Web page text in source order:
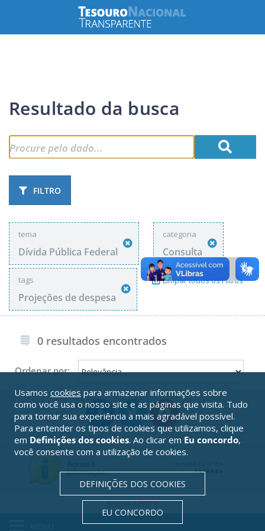
Resultado da busca
FILTRO
tema
Dívida Pública Federal
categoria
Consulta
tags
Projeções de despesa
Limpar todos os Filtros
0 resultados encontrados
Ordenar por:
SoluçãoSerpro
Usamos cookies para armazenar informações sobre
como você usa o nosso site e as páginas que visita. Tudo
para tornar sua experiência a mais agradável possível.
Para entender os tipos de cookies que utilizamos, clique
em Definições dos cookies. Ao clicar em Eu concordo,
você consente com a utilização de cookies.
DEFINIÇÕES DOS COOKIES
EU CONCORDO